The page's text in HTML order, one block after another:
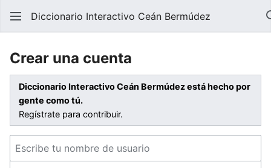
Diccionario Interactivo Ceán Bermúdez
Crear una cuenta
Diccionario Interactivo Ceán Bermúdez está hecho por
gente como tú.
Regístrate para contribuir.